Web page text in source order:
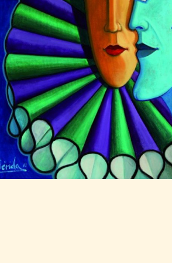
CARTELES
2012 Andrés
Mérida